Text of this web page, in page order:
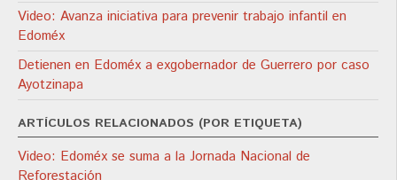
Video: Avanza iniciativa para prevenir trabajo infantil en
Edoméx
Detienen en Edoméx a exgobernador de Guerrero por caso
Ayotzinapa
ARTÍCULOS RELACIONADOS (POR ETIQUETA)
Video: Edoméx se suma a la Jornada Nacional de
Reforestación